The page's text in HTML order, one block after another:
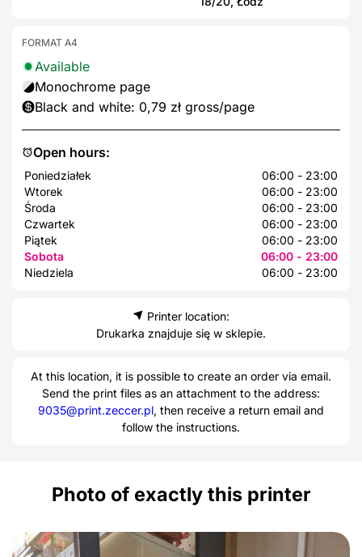
Open hours:
Poniedziałek
06:00 - 23:00
Wtorek
06:00 - 23:00
Środa
06:00 - 23:00
Czwartek
06:00 - 23:00
Piątek
06:00 - 23:00
Sobota
06:00 - 23:00
Niedziela
06:00 - 23:00
FORMAT A4
Available
Monochrome page
Black and white: 0,79 zł gross/page
Printer location:
Drukarka znajduje się w sklepie.
At this location, it is possible to create an order via email.
Send the print files as an attachment to the address:
9035@print.zeccer.pl, then receive a return email and
follow the instructions.
Photo of exactly this printer